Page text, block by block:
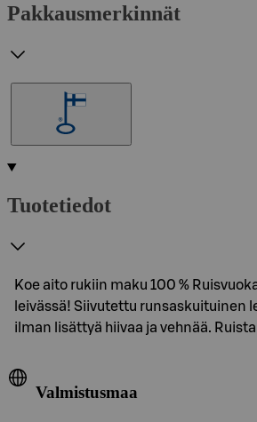
Pakkausmerkinnät
Tuotetiedot
Koe aito rukiin maku 100 %
leivässä! Siivutettu runsaskuituinen
ilman lisättyä hiivaa ja vehnää.
Valmistusmaa